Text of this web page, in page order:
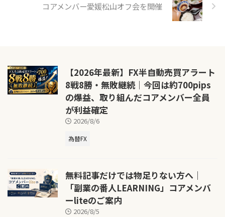
コアメンバー愛媛松山オフ会を開催
【2026年最新】FX半自動売買アラート
8戦8勝・無敗継続｜今回は約700pips
の爆益、取り組んだコアメンバー全員
が利益確定
2026/8/6
為替FX
無料記事だけでは物足りない方へ｜
「副業の番人LEARNING」コアメンバ
ーliteのご案内
2026/8/5